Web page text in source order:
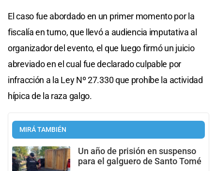
El caso fue abordado en un primer momento por la
fiscalía en turno, que llevó a audiencia imputativa al
organizador del evento, el que luego firmó un juicio
abreviado en el cual fue declarado culpable por
infracción a la Ley Nº 27.330 que prohíbe la actividad
hípica de la raza galgo.
MIRÁ TAMBIÉN
Un año de prisión en suspenso
para el galguero de Santo Tomé